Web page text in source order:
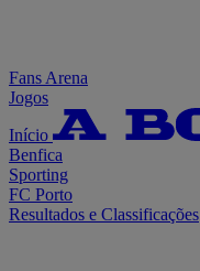
Fans Arena
Jogos
Início
Benfica
Sporting
FC Porto
Resultados e Classificações